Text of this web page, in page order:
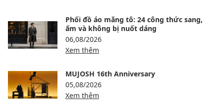
Phối đồ áo măng tô: 24 công thức sang,
ấm và không bị nuốt dáng
06,08/2026
Xem thêm
MUJOSH 16th Anniversary
05,08/2026
Xem thêm